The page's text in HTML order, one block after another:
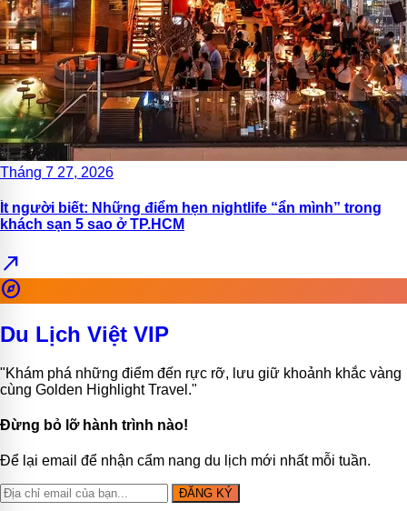
Tháng 7 27, 2026
Ít người biết: Những điểm hẹn nightlife “ẩn mình” trong
khách sạn 5 sao ở TP.HCM
north_east
explore
Du Lịch Việt VIP
"Khám phá những điểm đến rực rỡ, lưu giữ khoảnh khắc vàng
cùng Golden Highlight Travel."
Đừng bỏ lỡ hành trình nào!
Để lại email để nhận cẩm nang du lịch mới nhất mỗi tuần.
ĐĂNG KÝ